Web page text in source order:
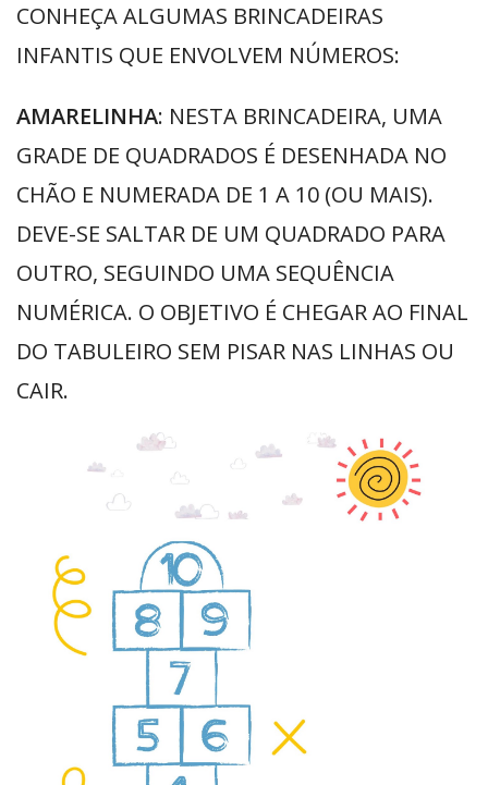
CONHEÇA ALGUMAS BRINCADEIRAS
INFANTIS QUE ENVOLVEM NÚMEROS:
AMARELINHA: NESTA BRINCADEIRA, UMA
GRADE DE QUADRADOS É DESENHADA NO
CHÃO E NUMERADA DE 1 A 10 (OU MAIS).
DEVE-SE SALTAR DE UM QUADRADO PARA
OUTRO, SEGUINDO UMA SEQUÊNCIA
NUMÉRICA. O OBJETIVO É CHEGAR AO FINAL
DO TABULEIRO SEM PISAR NAS LINHAS OU
CAIR.